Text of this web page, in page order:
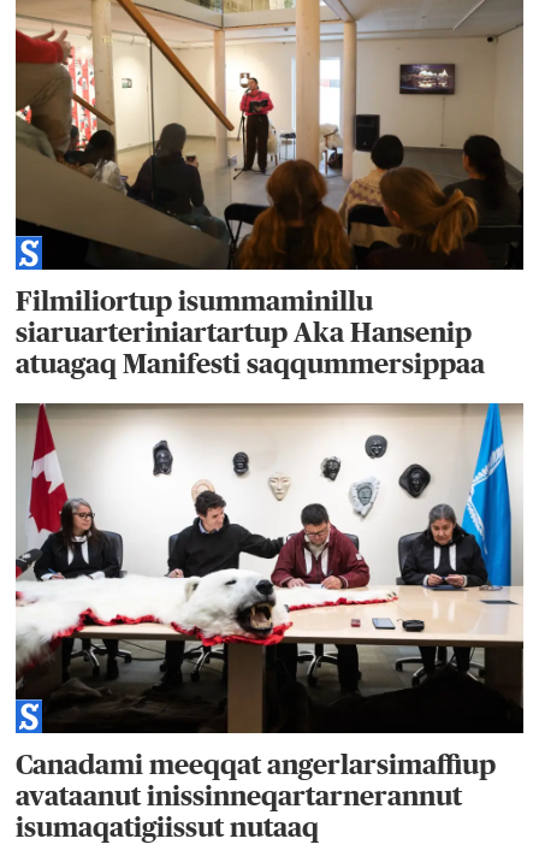
Filmiliortup isummaminillu
siaruarteriniartartup Aka Hansenip
atuagaq Manifesti saqqummersippaa
Canadami meeqqat angerlarsimaffiup
avataanut inissinneqartarnerannut
isumaqatigiissut nutaaq